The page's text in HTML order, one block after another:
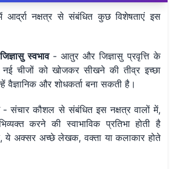
आर्द्रा नक्षत्र से संबंधित कुछ विशेषताएं इस
स्वभाव - आतुर और जिज्ञासु प्रवृत्ति के
नई चीजों को खोजकर सीखने की तीव्र इच्छा
वैज्ञानिक और शोधकर्ता बना सकती है।
- संचार कौशल से संबंधित इस नक्षत्र वालों में,
करने की स्वाभाविक प्रतिभा होती है
अक्सर अच्छे लेखक, वक्ता या कलाकार होते